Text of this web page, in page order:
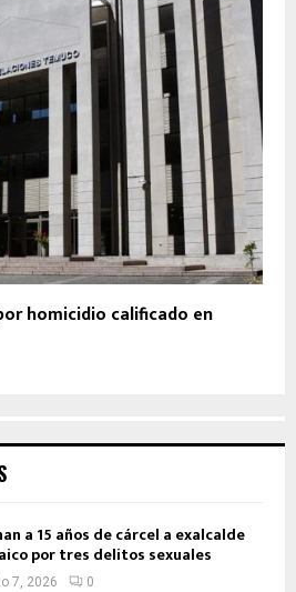
homicidio calificado en
a 15 años de cárcel a exalcalde
por tres delitos sexuales
7, 2026 0